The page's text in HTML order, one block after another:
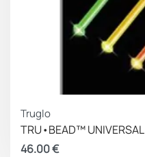
Truglo
TRU•BEAD™ UNIVERSAL
46.00€